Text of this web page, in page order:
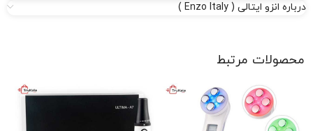
درباره انزو ایتالی ( Enzo Italy )
محصولات مرتبط